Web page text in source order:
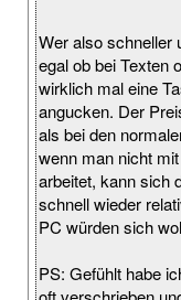
Wer also schneller
egal ob bei Texten
wirklich mal eine
angucken. Der
als bei den
wenn man nicht
arbeitet, kann sich
schnell wieder
PC würden sich
PS: Gefühlt habe